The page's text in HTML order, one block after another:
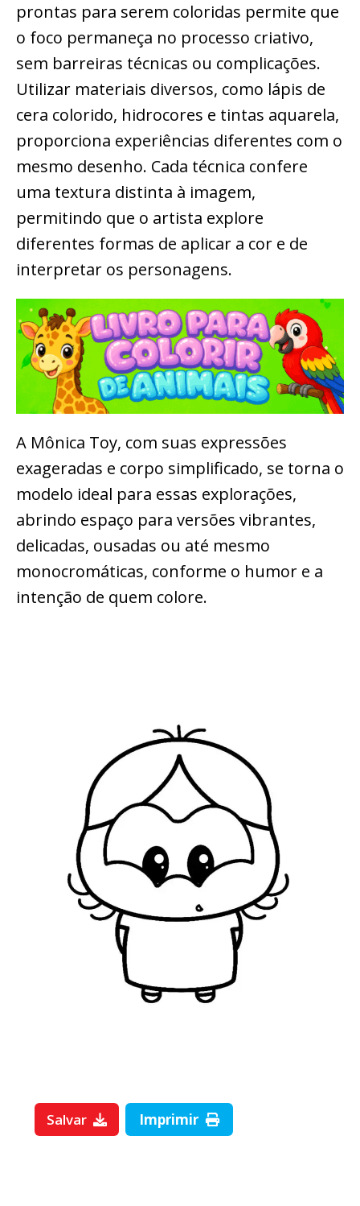
prontas para serem coloridas permite que
o foco permaneça no processo criativo,
sem barreiras técnicas ou complicações.
Utilizar materiais diversos, como lápis de
cera colorido, hidrocores e tintas aquarela,
proporciona experiências diferentes com o
mesmo desenho. Cada técnica confere
uma textura distinta à imagem,
permitindo que o artista explore
diferentes formas de aplicar a cor e de
interpretar os personagens.
A Mônica Toy, com suas expressões
exageradas e corpo simplificado, se torna o
modelo ideal para essas explorações,
abrindo espaço para versões vibrantes,
delicadas, ousadas ou até mesmo
monocromáticas, conforme o humor e a
intenção de quem colore.
Salvar Imprimir